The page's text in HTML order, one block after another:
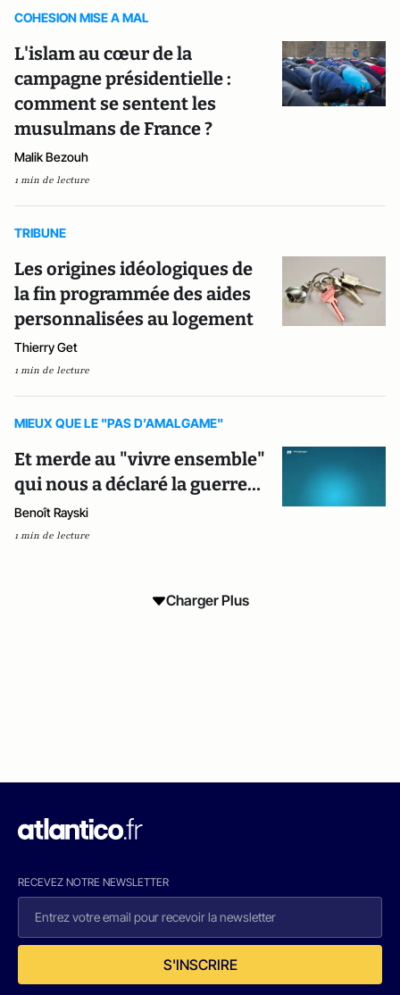
COHESION MISE A MAL
L'islam au cœur de la
campagne présidentielle :
comment se sentent les
musulmans de France ?
Malik Bezouh
1 min de lecture
TRIBUNE
Les origines idéologiques de
la fin programmée des aides
personnalisées au logement
Thierry Get
1 min de lecture
MIEUX QUE LE "PAS D’AMALGAME"
Et merde au "vivre ensemble"
qui nous a déclaré la guerre…
Benoît Rayski
1 min de lecture
Charger Plus
RECEVEZ NOTRE NEWSLETTER
S'INSCRIRE